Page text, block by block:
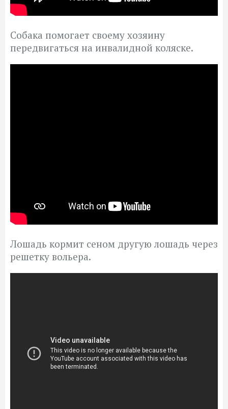
Собака помогает своему хозяину
передвигаться на инвалидной коляске.
Лошадь кормит сеном другую лошадь через
решетку вольера.